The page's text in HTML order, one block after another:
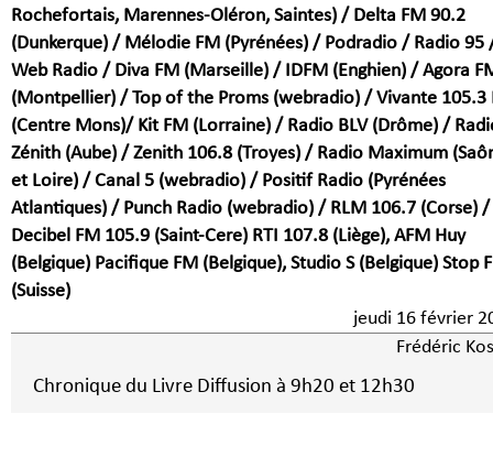
Rochefortais, Marennes-Oléron, Saintes) / Delta FM 90.2
(Dunkerque) / Mélodie FM (Pyrénées) / Podradio / Radio 95
Web Radio / Diva FM (Marseille) / IDFM (Enghien) / Agora
(Montpellier) / Top of the Proms (webradio) / Vivante 105.3
(Centre Mons)/ Kit FM (Lorraine) / Radio BLV (Drôme) /
Zénith (Aube) / Zenith 106.8 (Troyes) / Radio Maximum
et Loire) / Canal 5 (webradio) / Positif Radio (Pyrénées
Atlantiques) / Punch Radio (webradio) / RLM 106.7 (Corse) /
Decibel FM 105.9 (Saint-Cere) RTI 107.8 (Liège), AFM Huy
(Belgique) Pacifique FM (Belgique), Studio S (Belgique) Stop
(Suisse)
jeudi 16 février
Frédéric
Chronique du Livre Diffusion à 9h20 et 12h30